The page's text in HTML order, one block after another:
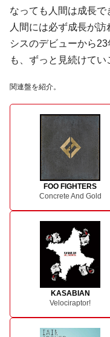
なっても人間は成長
人間には必ず成長が
シスのデビューから
も、ずっと見続けてい
関連盤を紹介。
FOO FIGHTERS
Concrete And Gold
KASABIAN
Velociraptor!